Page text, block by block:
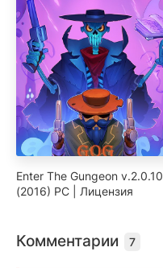
Enter The Gungeon v.2.0.10
(2016) PC | Лицензия
Комментарии 7